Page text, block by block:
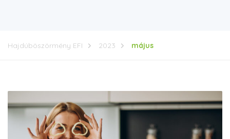
Hajdúböszörmény EFI 2023 május